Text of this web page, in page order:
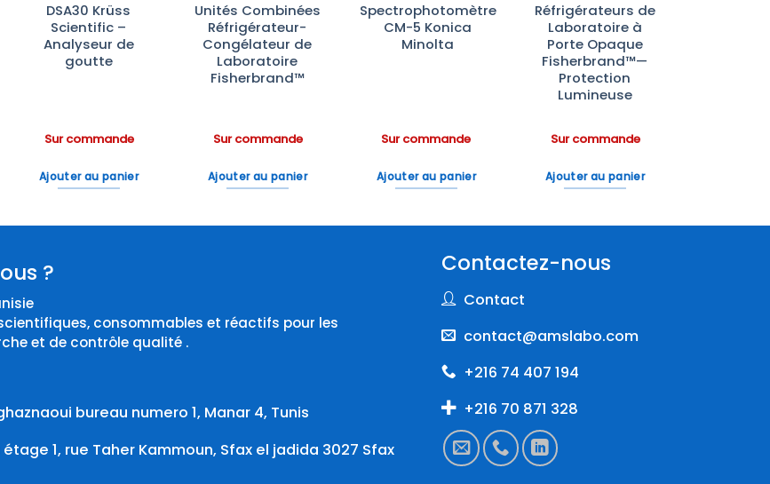
DSA30 Krüss
Scientific –
Analyseur de
goutte
Sur commande
Ajouter au panier
Unités Combinées
Réfrigérateur-
Congélateur de
Laboratoire
Fisherbrand™
Sur commande
Ajouter au panier
Spectrophotomètre
CM-5 Konica
Minolta
Sur commande
Ajouter au panier
Réfrigérateurs de
Laboratoire à
Porte Opaque
Fisherbrand™—
Protection
Lumineuse
Sur commande
Ajouter au panier
?
consommables et réactifs pour les
et de contrôle qualité .
bureau numero 1, Manar 4, Tunis
1, rue Taher Kammoun, Sfax el jadida 3027 Sfax
Contactez-nous
Contact
contact@amslabo.com
+216 74 407 194
+216 70 871 328